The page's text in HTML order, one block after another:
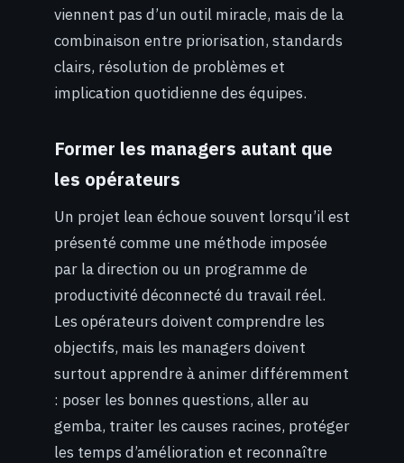
viennent pas d’un outil miracle, mais de la
combinaison entre priorisation, standards
clairs, résolution de problèmes et
implication quotidienne des équipes.
Former les managers autant que
les opérateurs
Un projet lean échoue souvent lorsqu’il est
présenté comme une méthode imposée
par la direction ou un programme de
productivité déconnecté du travail réel.
Les opérateurs doivent comprendre les
objectifs, mais les managers doivent
surtout apprendre à animer différemment
: poser les bonnes questions, aller au
gemba, traiter les causes racines, protéger
les temps d’amélioration et reconnaître